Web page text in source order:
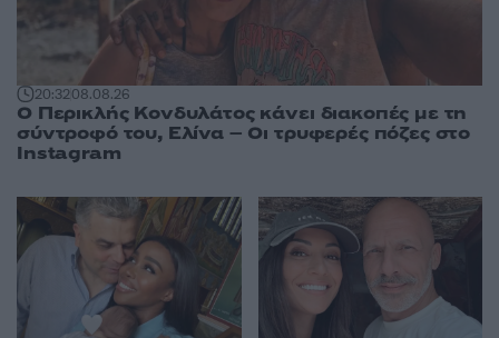
20:3208.08.26
Ο Περικλής Κονδυλάτος κάνει διακοπές με τη
σύντροφό του, Ελίνα – Οι τρυφερές πόζες στο
Instagram